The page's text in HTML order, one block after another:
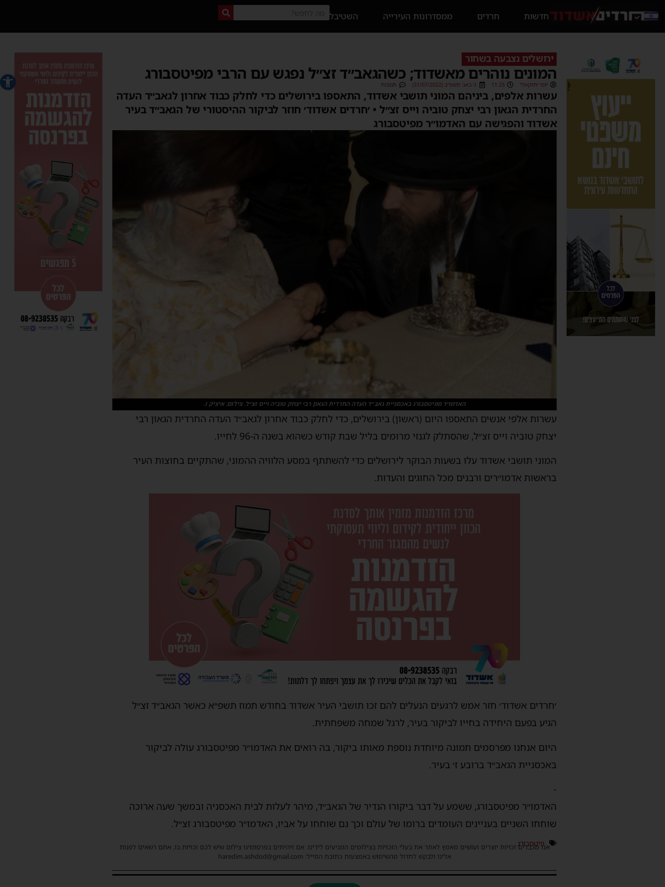
פתח
חדשות חרדים ממסדרונות העירייה השטיבל
ירושלים נצבעה בשחור
המונים נוהרים מאשדוד; כשהגאב״ד זצ״ל נפגש עם הרבי מפיטסבורג
יוסי יחזקאלי 11:25 ג׳ באב תשפ״ב (31/07/2022) תגובות
עשרות אלפים, ביניהם המוני תושבי אשדוד, התאספו בירושלים כדי לחלק כבוד אחרון לגאב״ד העדה
החרדית הגאון רבי יצחק טוביה וייס זצ״ל • ׳חרדים אשדוד׳ חוזר לביקור ההיסטורי של הגאב״ד בעיר
אשדוד והפגישה עם האדמו״ר מפיטסבורג
האדמו״ר מפיטסבורג באכסניית גאב״ד העדה החרדית הגאון רבי יצחק טוביה וייס זצ״ל. צילום: איציק ו.
עשרות אלפי אנשים התאספו היום (ראשון) בירושלים, כדי לחלק כבוד אחרון לגאב״ד העדה החרדית הגאון רבי
יצחק טוביה וייס זצ״ל, שהסתלק לגנזי מרומים בליל שבת קודש כשהוא בשנה ה-96 לחייו.
המוני תושבי אשדוד עלו בשעות הבוקר לירושלים כדי להשתתף במסע הלוויה ההמוני, שהתקיים בחוצות העיר
בראשות אדמו״רים ורבנים מכל החוגים והעדות.
׳חרדים אשדוד׳ חזר אמש לרגעים הנעלים להם זכו תושבי העיר אשדוד בחודש תמוז תשפ״א כאשר הגאב״ד זצ״ל
הגיע בפעם היחידה בחייו לביקור בעיר, לרגל שמחה משפחתית.
היום אנחנו מפרסמים תמונה מיוחדת נוספת מאותו ביקור, בה רואים את האדמו״ר מפיטסבורג עולה לביקור
באכסניית הגאב״ד ברובע ז׳ בעיר.
-
האדמו״ר מפיטסבורג, ששמע על דבר ביקורו הנדיר של הגאב״ד, מיהר לעלות לבית האכסניה ובמשך שעה ארוכה
שוחחו השניים בעניינים העומדים ברומו של עולם וכך גם שוחחו על אביו, האדמו״ר מפיטסבורג זצ״ל.
פיטסבורג
אנו מכבדים זכויות יוצרים ועושים מאמץ לאתר את בעלי הזכויות בצילומים המגיעים לידינו. אם זיהיתים בפרסומינו צילום שיש לכם זכויות בו, אתם רשאים לפנות
אלינו ולבקש לחדול מהשימוש באמצעות כתובת המייל: haredim.ashdod@gmail.com